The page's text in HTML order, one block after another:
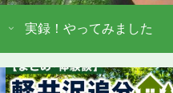
実録！やってみました